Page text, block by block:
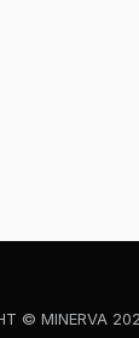
© MINERVA